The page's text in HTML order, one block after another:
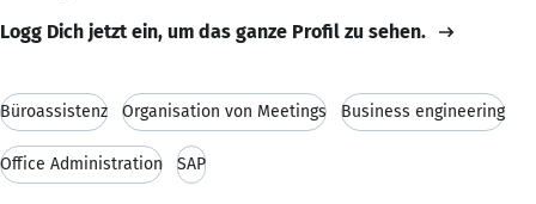
Logg Dich jetzt ein, um das ganze Profil zu sehen.
Büroassistenz Organisation von Meetings Business engineering
Office Administration SAP